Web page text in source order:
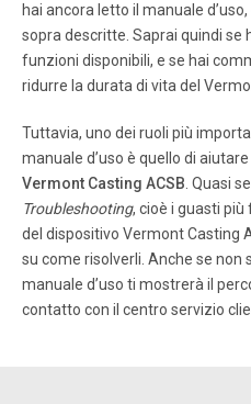
Pagina 8
8 Addison Electric Stove
14 2 3 4 5 6 7 9 12 20 4324 CFM
reserves the right to make
products at any time, without
Pagina 9
9 Addison Electric Stove
supply to the unit. 2. Allow the
operating. 3. Move the stove
access to the rear of the unit. 4.
mounting brackets on the side of
hai ancora letto il manuale
sopra descritte. Saprai quindi
funzioni disponibili, e se hai
ridurre la durata di vita del
Tuttavia, uno dei ruoli più
manuale d’uso è quello di
Vermont Casting ACSB . Quasi
Troubleshooting, cioè i guasti
del dispositivo Vermont Casting
su come risolverli. Anche se non
manuale d’uso ti mostrerà il
contatto con il centro servizio